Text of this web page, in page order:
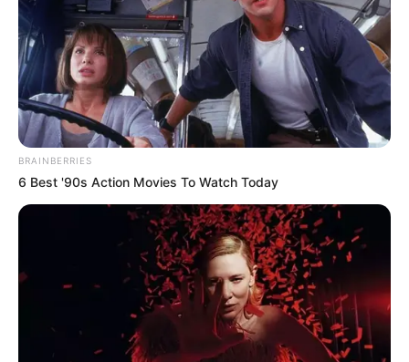
Lea también:Alias “Noreña” y “Pipe Muñoz” azotaban
con extorsiones a los guías turísticos y pequeños
comerciantes de la comuna 13
El día de sudesapariciónvestía con camiseta negra,
buzo a cuadros de color café, jean negro y tenis de color
café.
Si usted lo ha visto o sabe de su paradero por favor
comuníquese al
teléfono 5903108, extensiones 41665 –
41709 – 41825, o al celular 3185324474.
COMPARTIR
ALERTA BOGOTÁ EN GOOGLE NEWS
BRAINBERRIES
6 Best '90s Action Movies To Watch Today